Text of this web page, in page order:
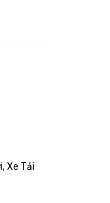
Xe Tải